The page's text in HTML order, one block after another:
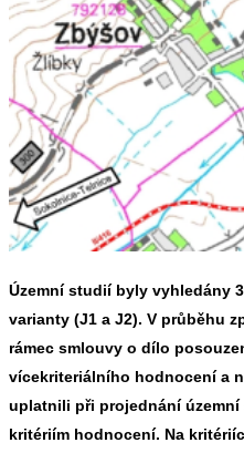
Územní studií byly vyhledány
varianty (J1 a J2). V průběhu
rámec smlouvy o dílo
vícekriteriálního hodnocení a
uplatnili při projednání
kritériím hodnocení. Na